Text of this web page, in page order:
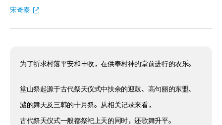
宋奇泰
为了祈求村落平安和丰收，在供奉村神的堂前进行的农乐。
堂山祭起源于古代祭天仪式中扶余的迎鼓、高句丽的东盟、
濊的舞天及三韩的十月祭。从相关记录来看，
古代祭天仪式一般都祭祀上天的同时，还歌舞升平。